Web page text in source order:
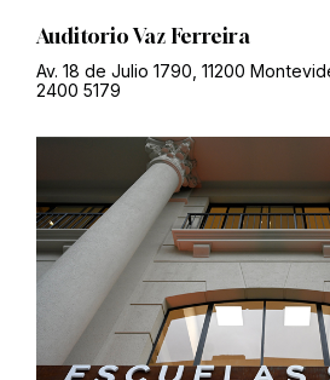
Auditorio Vaz Ferreira
Av. 18 de Julio 1790, 11200
2400 5179